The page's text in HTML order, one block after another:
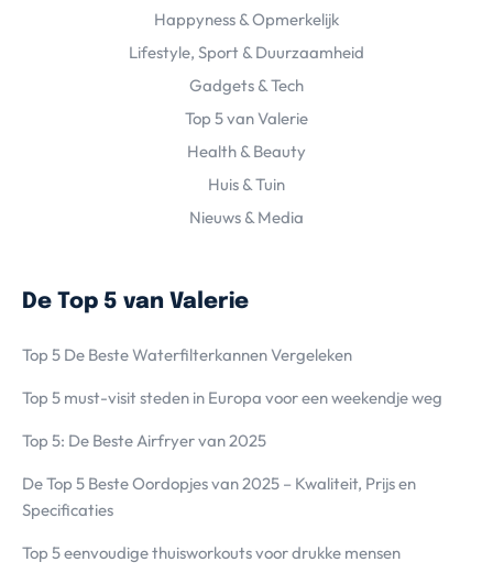
Happyness & Opmerkelijk
Lifestyle, Sport & Duurzaamheid
Gadgets & Tech
Top 5 van Valerie
Health & Beauty
Huis & Tuin
Nieuws & Media
De Top 5 van Valerie
Top 5 De Beste Waterfilterkannen Vergeleken
Top 5 must-visit steden in Europa voor een weekendje weg
Top 5: De Beste Airfryer van 2025
De Top 5 Beste Oordopjes van 2025 – Kwaliteit, Prijs en
Specificaties
Top 5 eenvoudige thuisworkouts voor drukke mensen